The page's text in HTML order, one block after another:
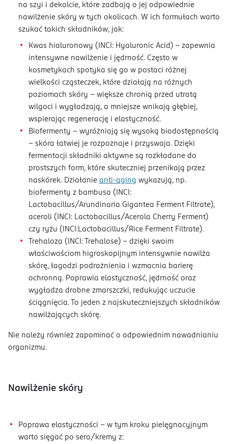
na szyi i dekolcie, które zadbają o jej odpowiednie
nawilżenie skóry w tych okolicach. W ich formułach warto
szukać takich składników, jak:
Kwas hialuronowy (INCI: Hyaluronic Acid) - zapewnia
intensywne nawilżenie i jędrność. Często w
kosmetykach spotyka się go w postaci różnej
wielkości cząsteczek, które działają na różnych
poziomach skóry – większe chronią przed utratą
wilgoci i wygładzają, a mniejsze wnikają głębiej,
wspierając regenerację i elastyczność.
Biofermenty – wyróżniają się wysoką biodostępnością
– skóra łatwiej je rozpoznaje i przyswaja. Dzięki
fermentacji składniki aktywne są rozkładane do
prostszych form, które skuteczniej przenikają przez
naskórek. Działanie anti-aging wykazują, np.
biofermenty z bambusa (INCI:
Lactobacillus/Arundinaria Gigantea Ferment Filtrate),
aceroli (INCI: Lactobacillus/Acerola Cherry Ferment)
czy ryżu (INCI:Lactobacillus/Rice Ferment Filtrate).
Trehaloza (INCI: Trehalose) - dzięki swoim
właściwościom higroskopijnym intensywnie nawilża
skórę, łagodzi podrażnienia i wzmacnia barierę
ochronną. Poprawia elastyczność, jędrność oraz
wygładza drobne zmarszczki, redukując uczucie
ściągnięcia. To jeden z najskuteczniejszych składników
nawilżających skórę.
Nie należy również zapominać o odpowiednim nawadnianiu
organizmu.
Nawilżenie skóry
Poprawa elastyczności – w tym kroku pielęgnacyjnym
warto sięgać po sera/kremy z: